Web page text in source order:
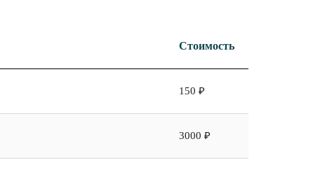
Стоимость
150 ₽
3000 ₽